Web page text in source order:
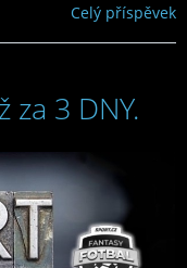
Celý příspěvek
za 3 DNY.